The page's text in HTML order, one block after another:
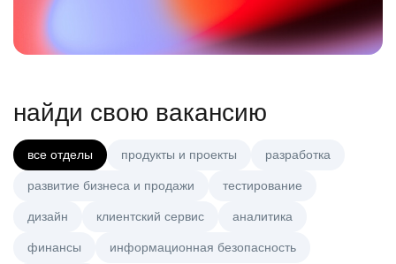
найди свою вакансию
все отделы продукты и проекты разработка
развитие бизнеса и продажи тестирование
дизайн клиентский сервис аналитика
финансы информационная безопасность